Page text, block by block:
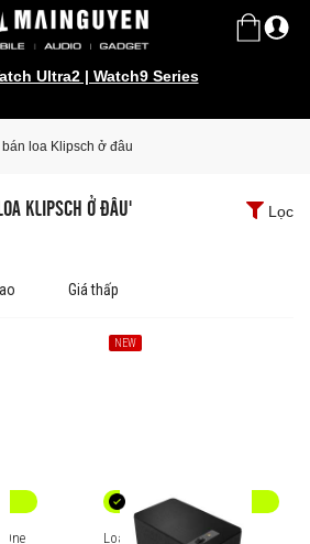
Ultra2 | Watch9 Series
bán loa Klipsch ở đâu
KLIPSCH Ở ĐÂU' Lọc
Giá thấp
NEW
Loa di động Klipsch The